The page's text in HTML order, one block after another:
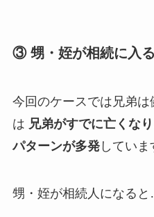
③ 甥・姪が相続に入
今回のケースでは兄弟
は 兄弟がすでに亡くな
パターンが多発していま
甥・姪が相続人になる